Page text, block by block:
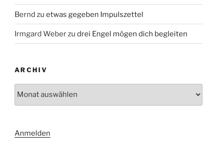
Bernd zu etwas gegeben Impulszettel
Irmgard Weberzu drei Engel mögen dich begleiten
ARCHIV
Anmelden